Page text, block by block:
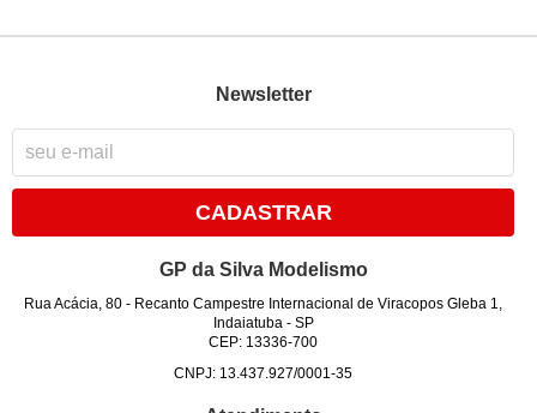
Newsletter
CADASTRAR
GP da Silva Modelismo
Rua Acácia, 80 - Recanto Campestre Internacional de Viracopos Gleba 1,
Indaiatuba- SP
CEP: 13336-700
CNPJ: 13.437.927/0001-35